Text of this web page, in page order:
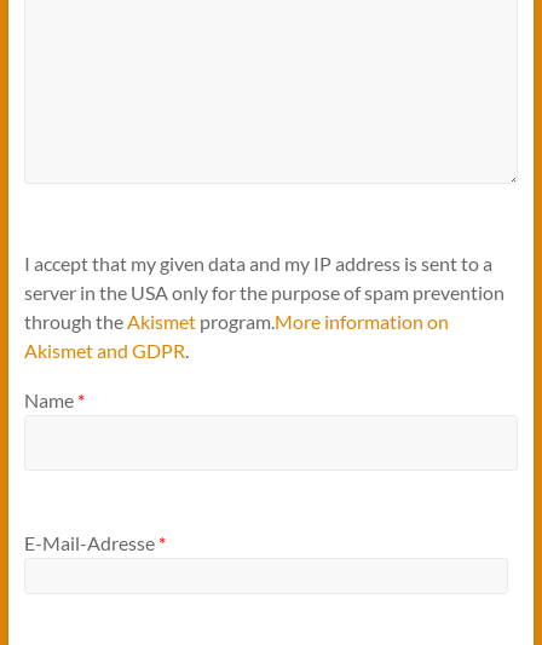
I accept that my given data and my IP address is sent to a
server in the USA only for the purpose of spam prevention
through the Akismetprogram. More information on
Akismet and GDPR
Name *
E-Mail-Adresse *